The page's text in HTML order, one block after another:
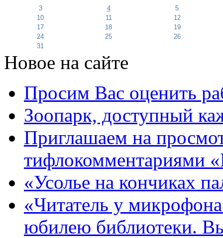
3 4
5
10
11
12
17
18
19
24
25
26
31
Новое на сайте
Просим Вас оценить
Зоопарк, доступный
Приглашаем на
тифлокомментариями
«Усолье на кончиках
«Читатель у
юбилею библиотеки.